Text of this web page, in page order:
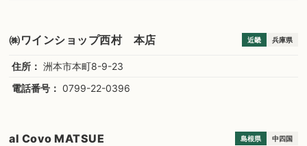
㈱ワインショップ西村 本店 近畿 兵庫県
住所： 洲本市本町8-9-23
電話番号： 0799-22-0396
al Covo MATSUE 島根県 中四国